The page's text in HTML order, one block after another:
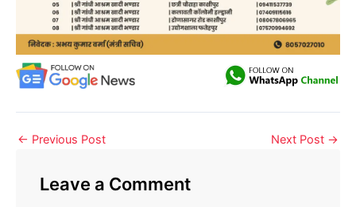
← Previous Post Next Post →
Leave a Comment